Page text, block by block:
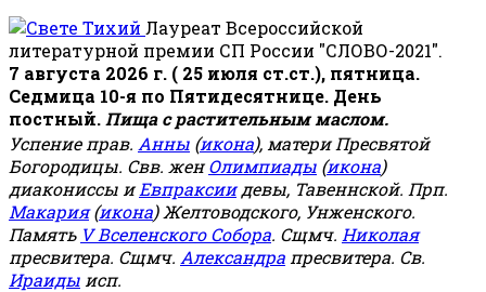
Лауреат Всероссийской
литературной премии СП России "СЛОВО-2021".
7 августа 2026 г. ( 25 июля ст.ст.), пятница.
Седмица 10-я по Пятидесятнице. День
постный. Пища с растительным маслом.
Успение прав. Анны (икона), матери Пресвятой
Богородицы. Свв. женОлимпиады (икона)
диакониссы иЕвпраксиидевы, Тавеннской. Прп.
Макария(икона) Желтоводского, Унженского.
Память V Вселенского Собора. Сщмч. Николая
пресвитера. Сщмч. Александра пресвитера. Св.
Ираиды исп.